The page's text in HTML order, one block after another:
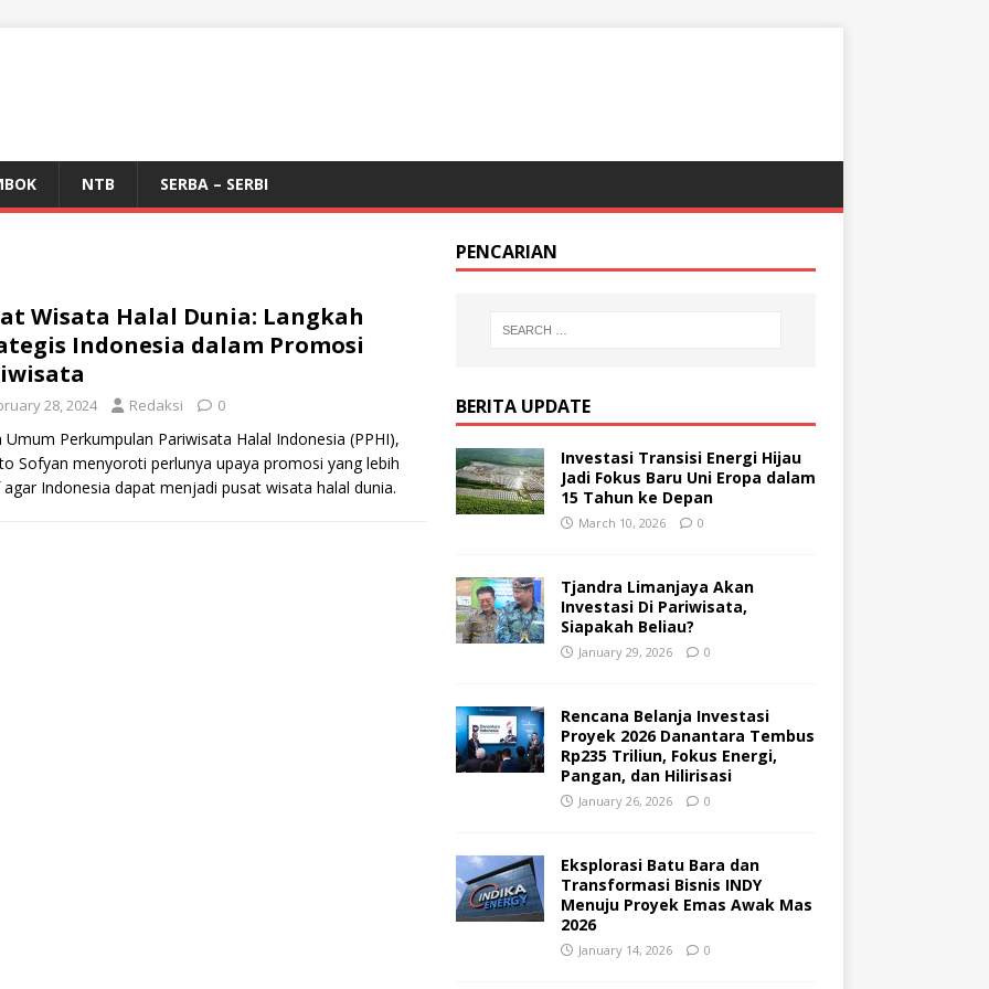
NTB SERBA – SERBI
Wisata Halal Dunia: Langkah
Indonesia dalam Promosi
28, 2024 Redaksi 0
Umum Perkumpulan Pariwisata Halal Indonesia (PPHI),
Sofyan menyoroti perlunya upaya promosi yang lebih
Indonesia dapat menjadi pusat wisata halal dunia.
PENCARIAN
BERITA UPDATE
Investasi Transisi Energi Hijau
Jadi Fokus Baru Uni Eropa dalam
15 Tahun ke Depan
March 10, 2026 0
Tjandra Limanjaya Akan
Investasi Di Pariwisata,
Siapakah Beliau?
January 29, 2026 0
Rencana Belanja Investasi
Proyek 2026 Danantara Tembus
Rp235 Triliun, Fokus Energi,
Pangan, dan Hilirisasi
January 26, 2026 0
Eksplorasi Batu Bara dan
Transformasi Bisnis INDY
Menuju Proyek Emas Awak Mas
2026
January 14, 2026 0